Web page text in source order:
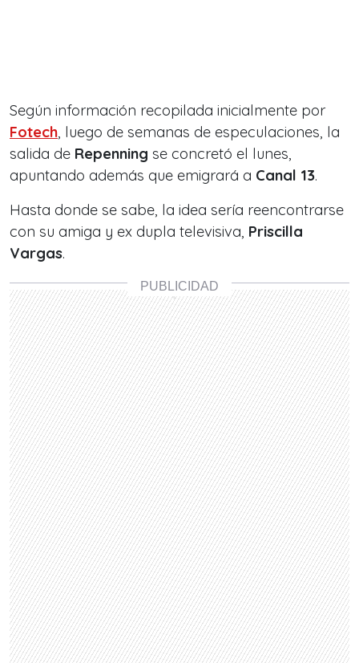
Según información recopilada inicialmente por
Fotech, luego de semanas de especulaciones, la
salida de Repenning se concretó el lunes,
apuntando además que emigrará a Canal 13.
Hasta donde se sabe, la idea sería reencontrarse
con su amiga y ex dupla televisiva, Priscilla
Vargas.